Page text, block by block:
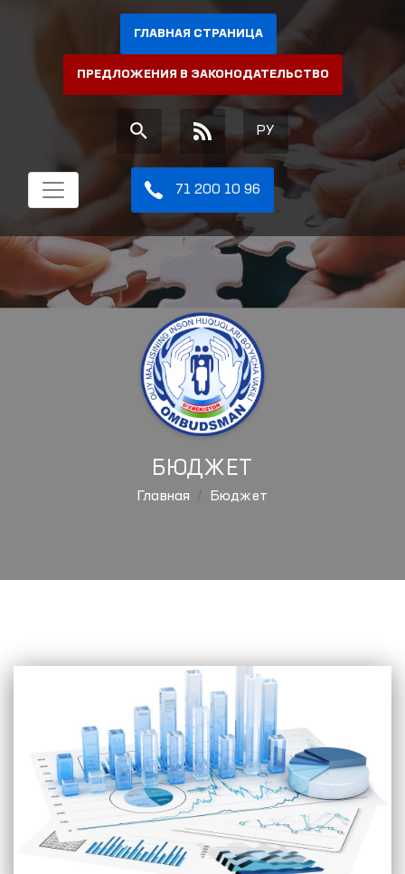
ГЛАВНАЯ СТРАНИЦА
ПРЕДЛОЖЕНИЯ В ЗАКОНОДАТЕЛЬСТВО
РУ
71 200 10 96
БЮДЖЕТ
Главная Бюджет